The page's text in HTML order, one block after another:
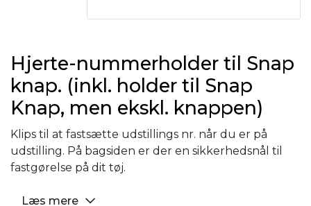
Hjerte-nummerholder til Snap
knap. (inkl. holder til Snap
Knap, men ekskl. knappen)
Klips til at fastsætte udstillings nr. når du er på
udstilling. På bagsiden er der en sikkerhedsnål til
fastgørelse på dit tøj.
Læs mere